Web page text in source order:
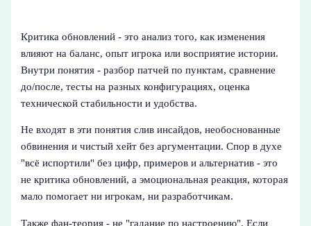
Критика обновлений - это анализ того, как изменения
влияют на баланс, опыт игрока или восприятие истории.
Внутри понятия - разбор патчей по пунктам, сравнение
до/после, тесты на разных конфигурациях, оценка
технической стабильности и удобства.
Не входят в эти понятия слив инсайдов, необоснованные
обвинения и чистый хейт без аргументации. Спор в духе
"всё испортили" без цифр, примеров и альтернатив - это
не критика обновлений, а эмоциональная реакция, которая
мало помогает ни игрокам, ни разработчикам.
Также фан-теория - не "гадание по настроению". Если